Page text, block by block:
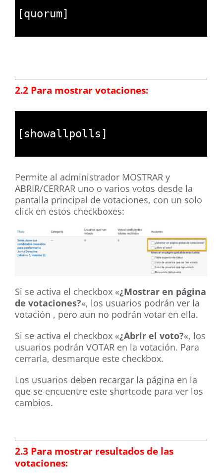
[quorum]
2.2 Para mostrar votaciones:
[ showallpolls ]
Permite al administrador MOSTRAR y
ABRIR/CERRAR uno o varios votos desde la
pantalla principal de votaciones, con un solo
click en estos checkboxes:
Si se activa el checkbox «¿Mostrar en página
de votaciones?«, los usuarios podrán ver la
votación , pero aun no podrán votar en ella.
Si se activa el checkbox «¿Abrir el voto?«, los
usuarios podrán VOTAR en la votación. Para
cerrarla, desmarque este checkbox.
Los usuarios deben recargar la página en la
que se encuentre este shortcode para ver los
cambios.
2.3 Para mostrar resultados de las
votaciones: